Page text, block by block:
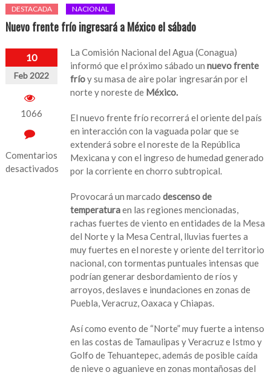
DESTACADA NACIONAL
Nuevo frente frío ingresará a México el sábado
10
Feb 2022
1066
Comentarios
desactivados
La Comisión Nacional del Agua (Conagua)
informó que el próximo sábado un nuevo frente
fríoy su masa de aire polar ingresarán por el
norte y noreste de México.
El nuevo frente frío recorrerá el oriente del país
en interacción con la vaguada polar que se
extenderá sobre el noreste de la República
Mexicana y con el ingreso de humedad generado
por la corriente en chorro subtropical.
Provocará un marcado descenso de
temperaturaen las regiones mencionadas,
rachas fuertes de viento en entidades de la Mesa
del Norte y la Mesa Central, lluvias fuertes a
muy fuertes en el noreste y oriente del territorio
nacional, con tormentas puntuales intensas que
podrían generar desbordamiento de ríos y
arroyos, deslaves e inundaciones en zonas de
Puebla, Veracruz, Oaxaca y Chiapas.
Así como evento de “Norte” muy fuerte a intenso
en las costas de Tamaulipas y Veracruz e Istmo y
Golfo de Tehuantepec, además de posible caída
de nieve o aguanieve en zonas montañosas del